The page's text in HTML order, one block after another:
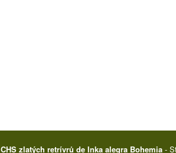
CHS zlatých retrívrů de Inka alegra Bohemia -